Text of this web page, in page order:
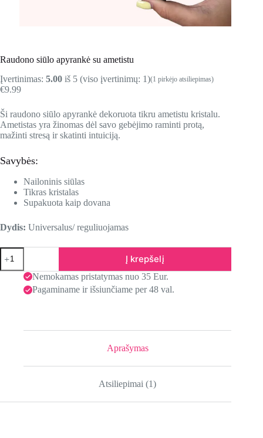
Raudono siūlo apyrankė su ametistu
Įvertinimas: 5.00 iš 5 (viso įvertinimų: 1)(1 pirkėjo atsiliepimas)
€9.99
Ši raudono siūlo apyrankė dekoruota tikru ametistu kristalu.
Ametistas yra žinomas dėl savo gebėjimo raminti protą,
mažinti stresą ir skatinti intuiciją.
Savybės:
Nailoninis siūlas
Tikras kristalas
Supakuota kaip dovana
Dydis: Universalus/ reguliuojamas
Į krepšelį
Nemokamas pristatymas nuo 35 Eur.
Pagaminame ir išsiunčiame per 48 val.
Aprašymas
Atsiliepimai (1)